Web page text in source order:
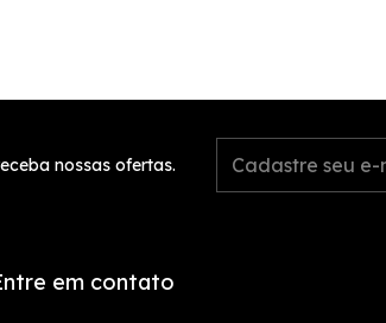
nossas ofertas.
em contato